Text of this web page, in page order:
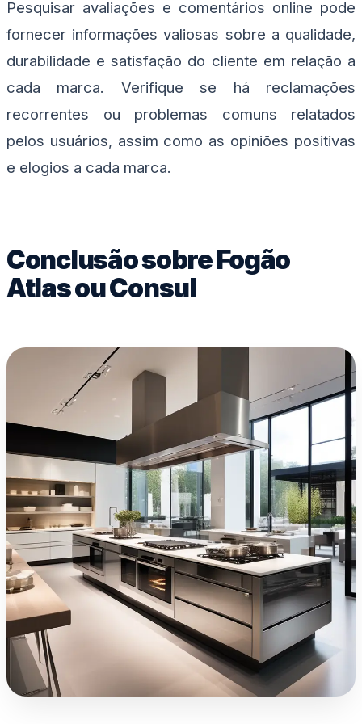
Pesquisar avaliações e comentários online pode
fornecer informações valiosas sobre a qualidade,
durabilidade e satisfação do cliente em relação a
cada marca. Verifique se há reclamações
recorrentes ou problemas comuns relatados
pelos usuários, assim como as opiniões positivas
e elogios a cada marca.
Conclusão sobre Fogão
Atlas ou Consul